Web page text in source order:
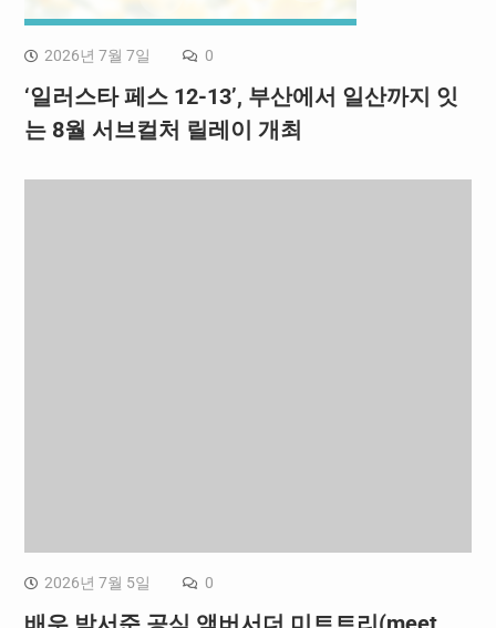
2026년 7월 7일 0
‘일러스타 페스 12-13’, 부산에서 일산까지 잇
는 8월 서브컬처 릴레이 개최
2026년 7월 5일 0